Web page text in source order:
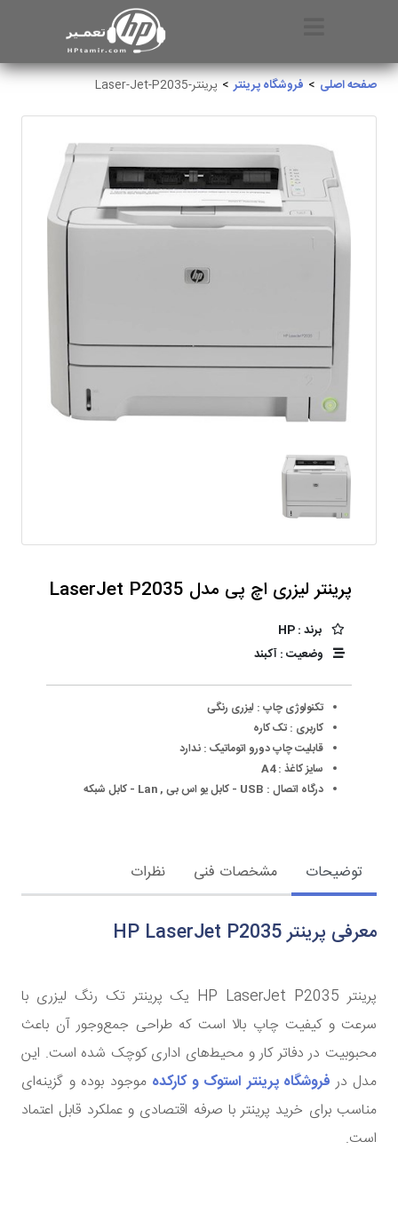
صفحه اصلی فروشگاه پرینتر پرینتر-Laser-Jet-P2035
پرینتر لیزری اچ‌ پی مدل LaserJet P2035
برند : HP
وضعیت : آکبند
تکنولوژی چاپ : لیزری رنگی
کاربری : تک کاره
قابلیت چاپ دورو اتوماتیک : ندارد
سایز کاغذ :A4
درگاه اتصال : USB - کابل یو اس بی Lan - کابل شبکه
توضیحات مشخصات فنی نظرات
معرفی پرینتر HP LaserJet P2035
پرینتر HP LaserJet P2035 یک پرینتر تک رنگ لیزری با
سرعت و کیفیت چاپ بالا است که طراحی جمع‌وجور آن باعث
محبوبیت در دفاتر کار و محیط‌های اداری کوچک شده است. این
مدل در فروشگاه پرینتر استوکوکارکده موجود بوده و گزینه‌ای
مناسب برای خرید پرینتر با صرفه اقتصادی و عملکرد قابل اعتماد
است.